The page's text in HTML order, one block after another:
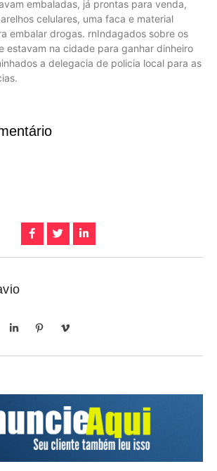
embaladas, já prontas para venda,
celulares, uma faca e material
embalar drogas. rnIndagados sobre os
estavam na cidade para ganhar dinheiro
a delegacia de policia local para as